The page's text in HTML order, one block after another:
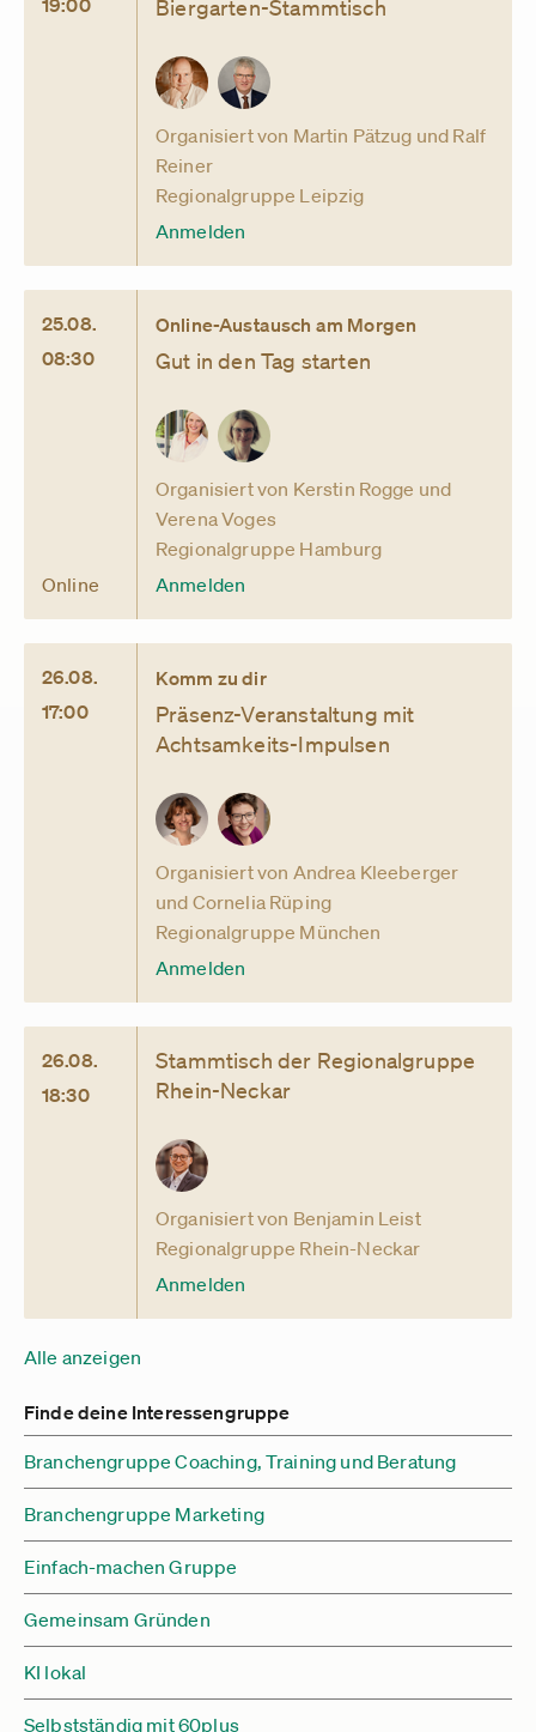
19:00 Biergarten-Stammtisch
Organisiert von Martin Pätzug und Ralf
Reiner
Regionalgruppe Leipzig
Anmelden
25.08.
08:30
Online
Online-Austausch am Morgen
Gut in den Tag starten
Organisiert von Kerstin Rogge und
Verena Voges
Regionalgruppe Hamburg
Anmelden
26.08.
17:00
Komm zu dir
Präsenz-Veranstaltung mit
Achtsamkeits-Impulsen
Organisiert von Andrea Kleeberger
und Cornelia Rüping
Regionalgruppe München
Anmelden
26.08.
18:30
Stammtisch der Regionalgruppe
Rhein-Neckar
Organisiert von Benjamin Leist
Regionalgruppe Rhein-Neckar
Anmelden
Alle anzeigen
Finde deine Interessengruppe
Branchengruppe Coaching, Training und Beratung
Branchengruppe Marketing
Einfach-machen Gruppe
Gemeinsam Gründen
KI lokal
Selbstständig mit 60plus